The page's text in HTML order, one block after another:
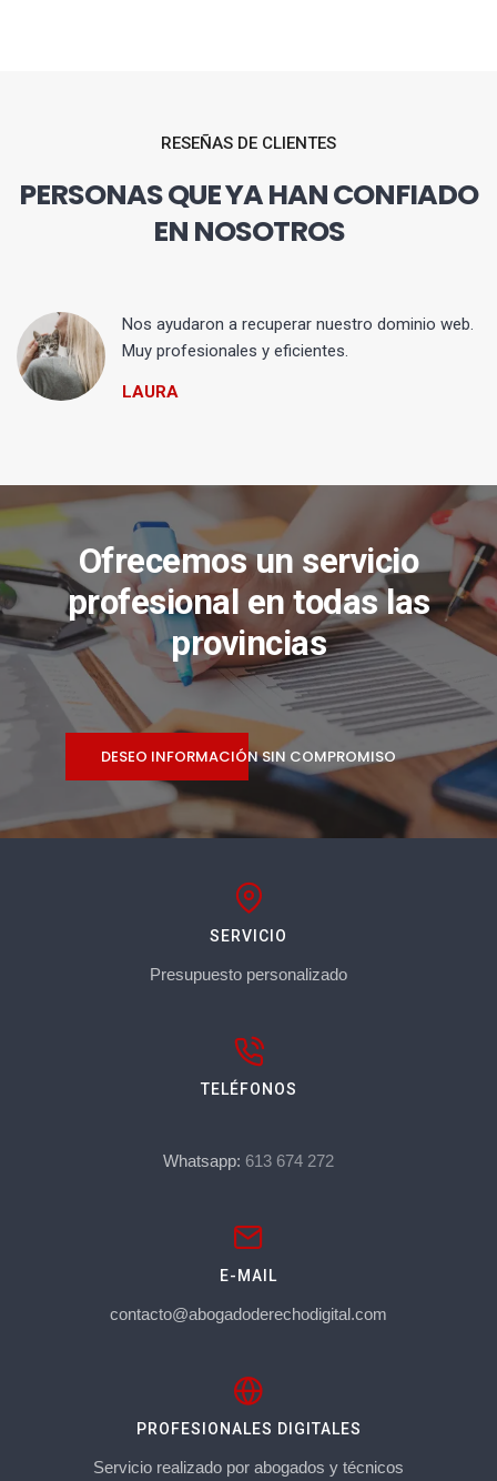
RESEÑAS DE CLIENTES
PERSONAS QUE YA HAN CONFIADO
EN NOSOTROS
Nos ayudaron a recuperar nuestro dominio web.
Muy profesionales y eficientes.
LAURA
Ofrecemos un servicio
profesional en todas las
provincias
DESEO INFORMACIÓN SIN COMPROMISO
SERVICIO
Presupuesto personalizado
TELÉFONOS
Whatsapp: 613 674 272
E-MAIL
contacto@abogadoderechodigital.com
PROFESIONALES DIGITALES
Servicio realizado por abogados y técnicos